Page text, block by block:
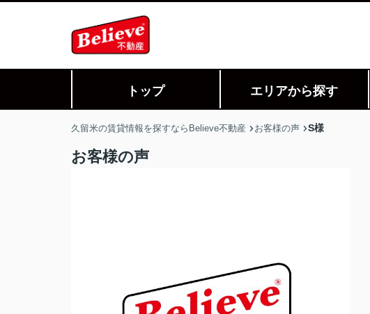
トップ エリアから探す
久留米の賃貸情報を探すならBelieve不動産 お客様の声 S様
お客様の声